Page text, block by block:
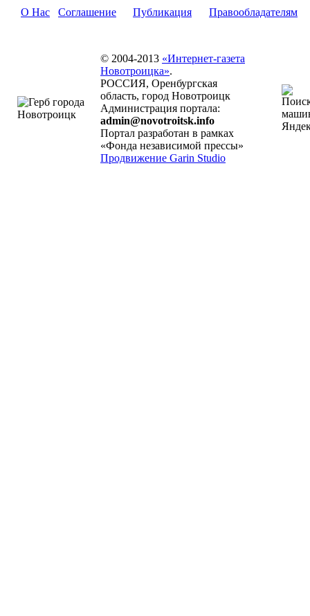
О Нас Соглашение Публикация Правообладателям
© 2004-2013 «Интернет-газета
Новотроицка».
РОССИЯ, Оренбургская
область, город Новотроицк
Администрация портала:
admin@novotroitsk.info
Портал разработан в рамках
«Фонда независимой прессы»
Продвижение Garin Studio